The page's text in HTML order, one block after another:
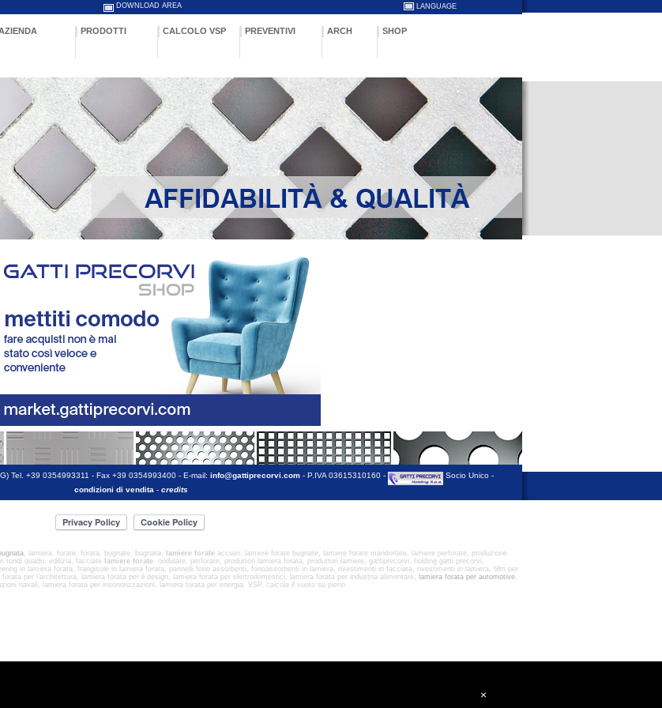
DOWNLOAD AREA LANGUAGE
PRODOTTI CALCOLO VSP PREVENTIVI ARCH SHOP
Tel. +39 0354993311 - Fax +39 0354993400 - E-mail: info@gattiprecorvi.com - P.IVA 03615310160 -
Socio Unico -
condizioni di vendita - credits
, lamiera, forate, forata, bugnate, bugnata, lamiere forate acciaio, lamiere forate bugnate, lamiere forate mandorlate, lamiere perforate, produzione
tondi quadri, edilizia, facciate lamiere forate, ondulate, perforate, produttori lamiera forata, produttori lamiere, gattiprecorvi, holding gatti precorvi,
in lamiera forata, frangisole in lamiera forata, pannelli fono assorbenti, fonoassorbenti in lamiera, rivestimenti in facciata, rivestimenti in lamiera, filtri per
per l’architettura, lamiera forata per il design, lamiera forata per elettrodomestici, lamiera forata per industria alimentare,
lamiera forata per automotive,
navali, lamiera forata per insonorizzazioni, lamiera forata per energia, VSP, calcola il vuoto su pieno
×